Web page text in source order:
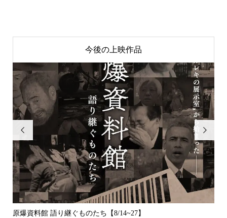
今後の上映作品

原爆資料館 語り継ぐものたち【8/14~27】
